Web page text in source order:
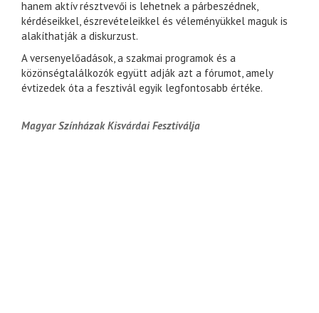
hanem aktív résztvevői is lehetnek a párbeszédnek,
kérdéseikkel, észrevételeikkel és véleményükkel maguk is
alakíthatják a diskurzust.
A versenyelőadások, a szakmai programok és a
közönségtalálkozók együtt adják azt a fórumot, amely
évtizedek óta a fesztivál egyik legfontosabb értéke.
Magyar Színházak Kisvárdai Fesztiválja